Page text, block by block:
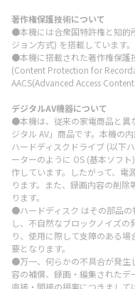
著作権保護技術について
●本機には合衆国特許権と知的
ジョン方式) を搭載しています。
●本機に搭載された著作権保護
(Content Protection for
AACS(Advanced Access
デジタルAV機器について
●本機は、従来の家電商品と異
ジタル AV」商品です。本機の
ハードディスクドライブ (以下
ーターのように OS (基本ソフ
作しています。したがって、電
ります。また、録画内容の削
ります。
●ハードディスク はその部品
し、不自然なブロックノイズ
り、使用に際して支障のある
要となります。
●万一、何らかの不具合が発生
容の補償、録画・編集された
直接・間接の損害につきまし